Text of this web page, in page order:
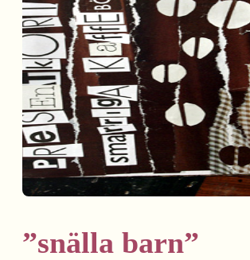
”snälla barn”